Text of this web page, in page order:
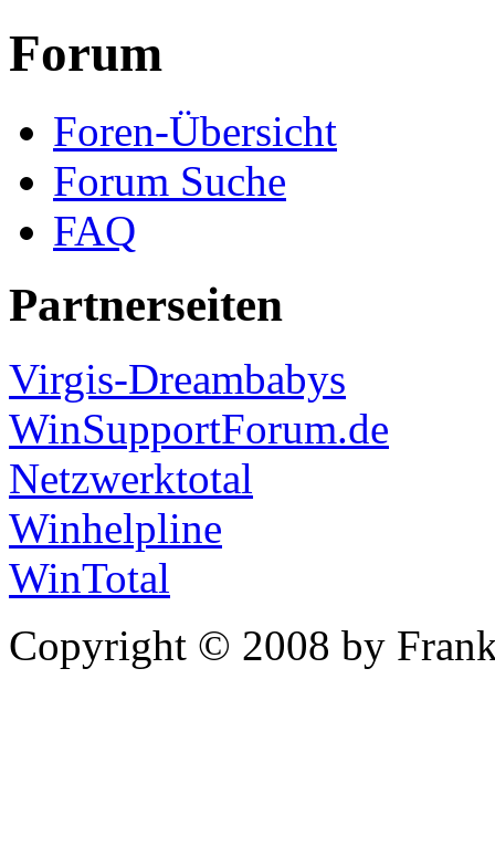
Forum
Foren-Übersicht
Forum Suche
FAQ
Partnerseiten
Virgis-Dreambabys
WinSupportForum.de
Netzwerktotal
Winhelpline
WinTotal
Copyright © 2008 by